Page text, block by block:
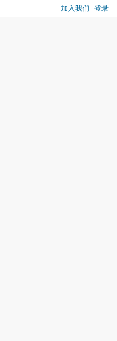
加入我们 登录